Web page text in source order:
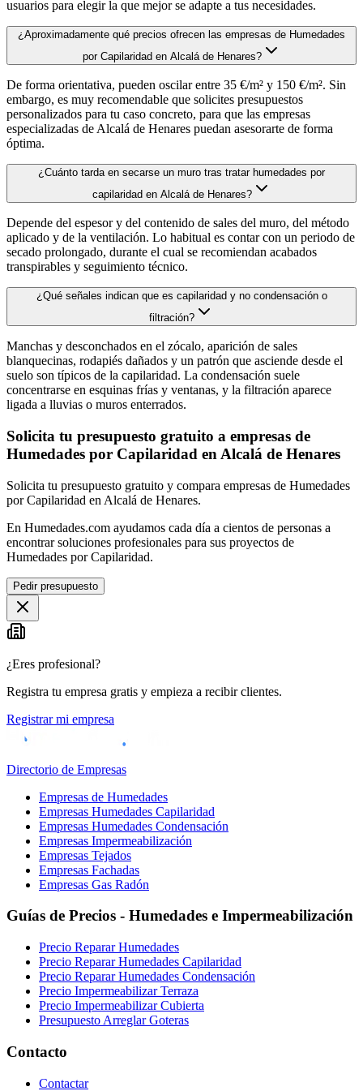
usuarios para elegir la que mejor se adapte a tus necesidades.
¿Aproximadamente qué precios ofrecen las empresas de Humedades
por Capilaridad en Alcalá de Henares?
De forma orientativa, pueden oscilar entre 35 €/m² y 150 €/m². Sin
embargo, es muy recomendable que solicites presupuestos
personalizados para tu caso concreto, para que las empresas
especializadas de Alcalá de Henares puedan asesorarte de forma
óptima.
¿Cuánto tarda en secarse un muro tras tratar humedades por
capilaridad en Alcalá de Henares?
Depende del espesor y del contenido de sales del muro, del método
aplicado y de la ventilación. Lo habitual es contar con un periodo de
secado prolongado, durante el cual se recomiendan acabados
transpirables y seguimiento técnico.
¿Qué señales indican que es capilaridad y no condensación o
filtración?
Manchas y desconchados en el zócalo, aparición de sales
blanquecinas, rodapiés dañados y un patrón que asciende desde el
suelo son típicos de la capilaridad. La condensación suele
concentrarse en esquinas frías y ventanas, y la filtración aparece
ligada a lluvias o muros enterrados.
Solicita tu presupuesto gratuito a empresas de
Humedades por Capilaridad en Alcalá de Henares
Solicita tu presupuesto gratuito y compara empresas de Humedades
por Capilaridad en Alcalá de Henares.
En Humedades.com ayudamos cada día a cientos de personas a
encontrar soluciones profesionales para sus proyectos de
Humedades por Capilaridad.
Pedir presupuesto
¿Eres profesional?
Registra tu empresa gratis y empieza a recibir clientes.
Registrar mi empresa
Directorio de Empresas
Empresas de Humedades
Empresas Humedades Capilaridad
Empresas Humedades Condensación
Empresas Impermeabilización
Empresas Tejados
Empresas Fachadas
Empresas Gas Radón
Guías de Precios - Humedades e Impermeabilización
Precio Reparar Humedades
Precio Reparar Humedades Capilaridad
Precio Reparar Humedades Condensación
Precio Impermeabilizar Terraza
Precio Impermeabilizar Cubierta
Presupuesto Arreglar Goteras
Contacto
Contactar